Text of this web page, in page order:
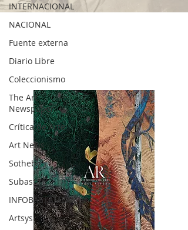
INTERNACIONAL
NACIONAL
Fuente externa
Diario Libre
Coleccionismo
The Art
Newspaper
Crítica de Arte
Art News
Sotheby's
Subasta
INFOBAE|AMERICA
Artsys